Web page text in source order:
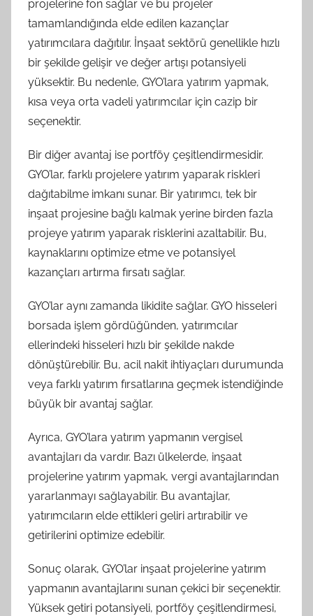
projelerine fon sağlar ve bu projeler
tamamlandığında elde edilen kazançlar
yatırımcılara dağıtılır. İnşaat sektörü genellikle hızlı
bir şekilde gelişir ve değer artışı potansiyeli
yüksektir. Bu nedenle, GYO’lara yatırım yapmak,
kısa veya orta vadeli yatırımcılar için cazip bir
seçenektir.
Bir diğer avantaj ise portföy çeşitlendirmesidir.
GYO’lar, farklı projelere yatırım yaparak riskleri
dağıtabilme imkanı sunar. Bir yatırımcı, tek bir
inşaat projesine bağlı kalmak yerine birden fazla
projeye yatırım yaparak risklerini azaltabilir. Bu,
kaynaklarını optimize etme ve potansiyel
kazançları artırma fırsatı sağlar.
GYO’lar aynı zamanda likidite sağlar. GYO hisseleri
borsada işlem gördüğünden, yatırımcılar
ellerindeki hisseleri hızlı bir şekilde nakde
dönüştürebilir. Bu, acil nakit ihtiyaçları durumunda
veya farklı yatırım fırsatlarına geçmek istendiğinde
büyük bir avantaj sağlar.
Ayrıca, GYO’lara yatırım yapmanın vergisel
avantajları da vardır. Bazı ülkelerde, inşaat
projelerine yatırım yapmak, vergi avantajlarından
yararlanmayı sağlayabilir. Bu avantajlar,
yatırımcıların elde ettikleri geliri artırabilir ve
getirilerini optimize edebilir.
Sonuç olarak, GYO’lar inşaat projelerine yatırım
yapmanın avantajlarını sunan çekici bir seçenektir.
Yüksek getiri potansiyeli, portföy çeşitlendirmesi,